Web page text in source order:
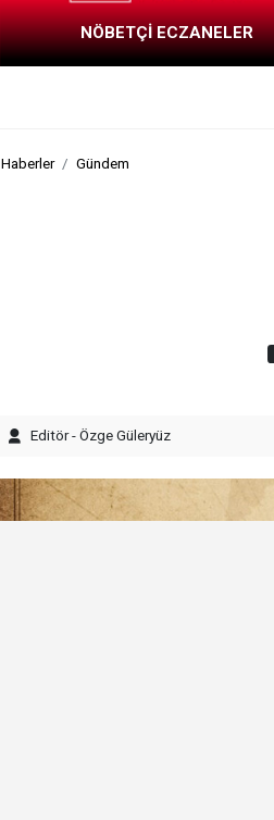
NÖBETÇİ ECZANELER
Haberler Gündem
Editör - Özge Güleryüz